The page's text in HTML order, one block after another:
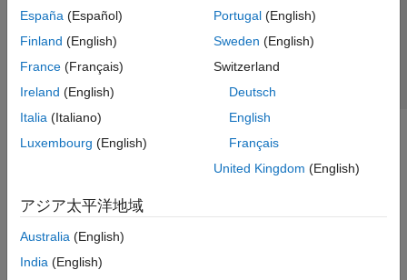
España (Español)
Finland (English)
France (Français)
Ireland (English)
Italia (Italiano)
Luxembourg (English)
Portugal(English)
Sweden (English)
Switzerland
Deutsch
English
Français
United Kingdom (English)
アジア太平洋地域
Australia (English)
India (English)